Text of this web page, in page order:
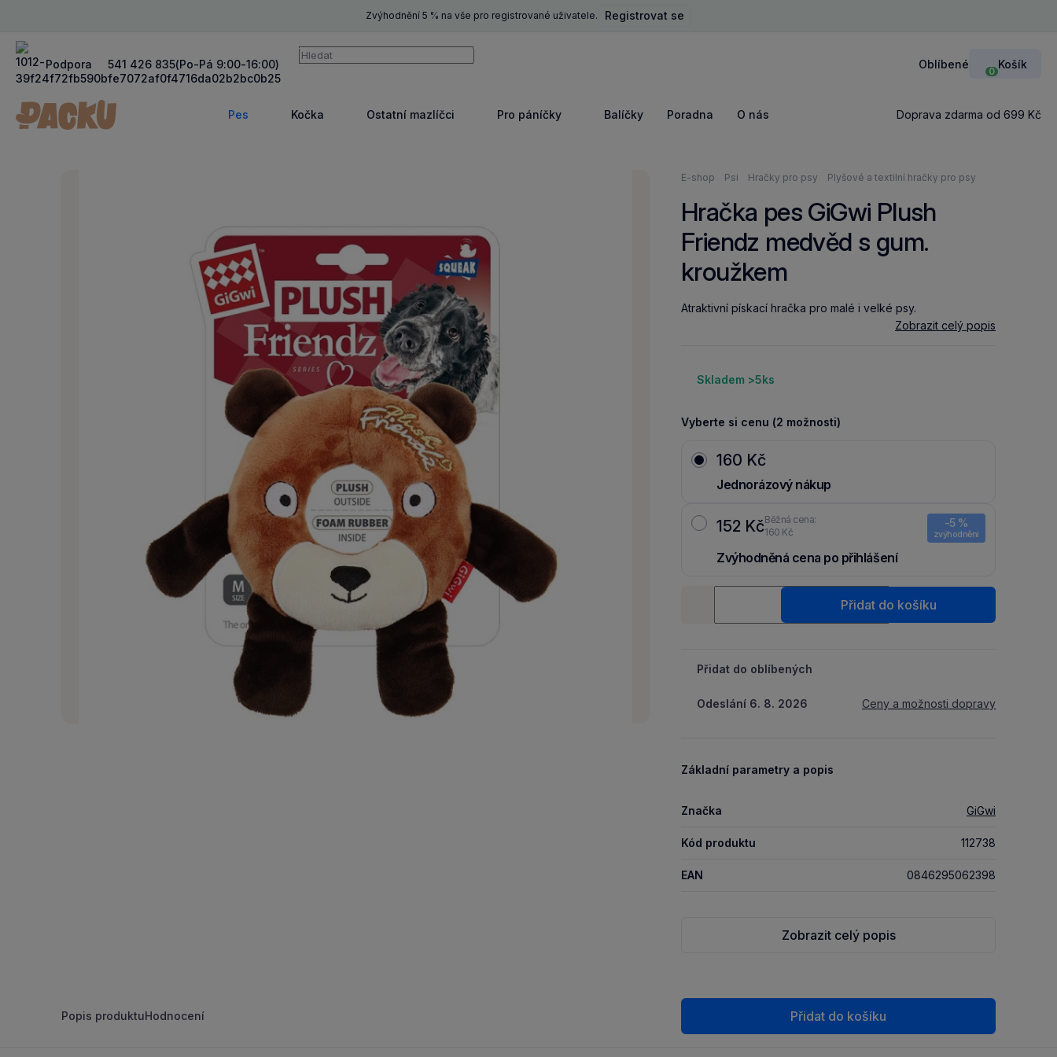
Zvýhodnění 5 % na vše pro registrované uživatele. Registrovat se
Podpora 541 426 835(Po-Pá 9:00-16:00)
Vyhledávání
Přihlášení
Oblíbené
0
Košík
Pes
ZobrazitKočka
ZobrazitOstatní mazlíčci
ZobrazitPro páníčky
ZobrazitBalíčky Poradna O nás Doprava zdarma od 699 Kč
Nacházíte
zde:
E-shop Psi Hračky pro psy Plyšové a textilní hračky pro psy
Hračka pes GiGwi Plush
Friendz medvěd s gum.
kroužkem
Atraktivní pískací hračka pro malé i velké psy.
Zobrazit celý popis
Skladem >5ks
Vyberte si cenu (2 možnosti)
160 Kč
Jednorázový nákup
152 KčBěžná cena:
160 Kč
-5 %
zvýhodnění
Zvýhodněná cena po přihlášení
+
Přidat do košíku
Přidat do oblíbených
Odeslání 6. 8. 2026 Ceny a možnosti dopravy
Základní parametry a popis
Značka GiGwi
Kód produktu 112738
EAN 0846295062398
Zobrazit celý popis
Popis produktuHodnocení Přidat do košíku